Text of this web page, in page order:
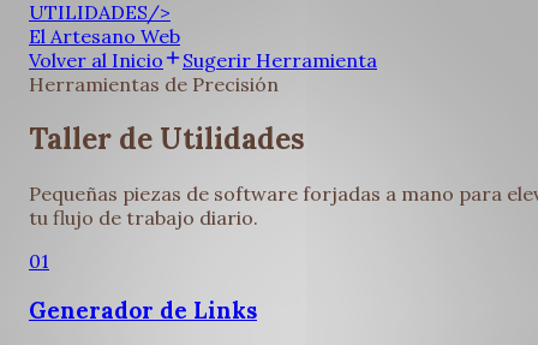
UTILIDADES/>
El Artesano Web
Volver al Inicio
Sugerir Herramienta
Herramientas de Precisión
Taller de Utilidades
Pequeñas piezas de software forjadas a mano para
tu flujo de trabajo diario.
01
Generador de Links